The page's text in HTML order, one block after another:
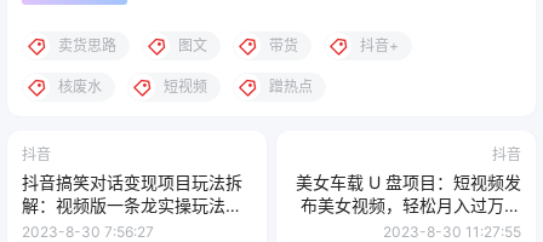
卖货思路 图文 带货 抖音+
核废水 短视频 蹭热点
抖音
抖音搞笑对话变现项目玩法拆
解：视频版一条龙实操玩法分
享给你
2023-8-30 7:56:27
抖音
美女车载 U 盘项目：短视频发
布美女视频，轻松月入过万，
适合 0 基础小白
2023-8-30 11:27:55